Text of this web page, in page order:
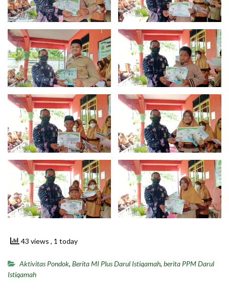
43 views , 1 today
Aktivitas Pondok, Berita MI Plus Darul Istiqamah, berita PPM Darul
Istiqamah